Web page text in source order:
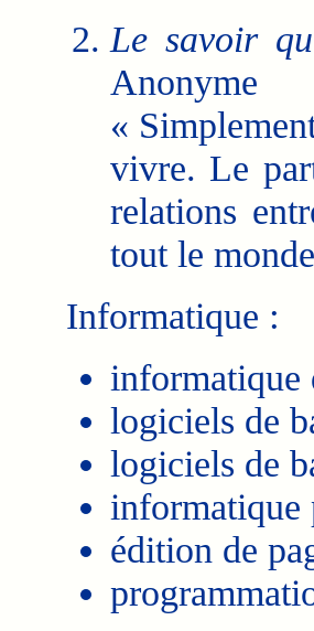
Le savoir
Anonyme
«
vivre. Le
relations
tout le
Informatique :
informatique
logiciels de
logiciels de
informatique
édition de